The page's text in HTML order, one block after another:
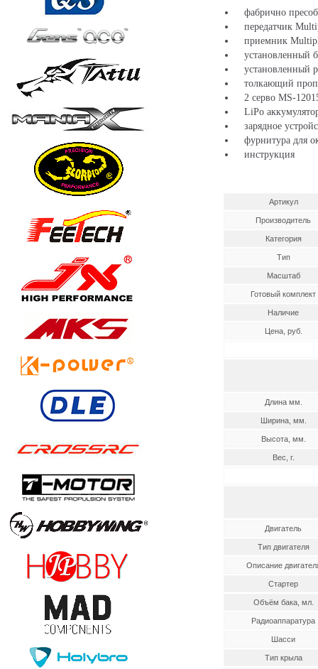
фабрично
передатчик
приемник
установленный
установленный
толкающий
2 серво MS-
LiPo
зарядное
фурнитура для
инструкция
Артикул
Производитель
Категория
Тип
Масштаб
Готовый комплект
Наличие
Цена, руб.
Длина мм.
Ширина, мм.
Высота, мм.
Вес, г.
Двигатель
Тип двигателя
Описание
Стартер
Объём бака, мл.
Радиоаппаратура
Шасси
Тип крыла